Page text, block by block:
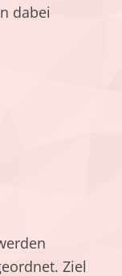
dabei
Ziel